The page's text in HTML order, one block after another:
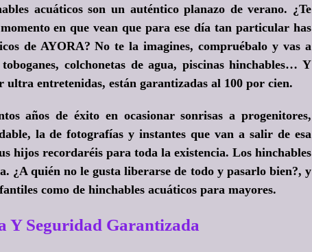
acuáticos son un auténtico planazo de verano. ¿Te
en que vean que para ese día tan particular has
de AYORA? No te la imagines, compruébalo y vas a
colchonetas de agua, piscinas hinchables… Y
ultra entretenidas, están garantizadas al 100 por cien.
años de éxito en ocasionar sonrisas a progenitores,
la de fotografías y instantes que van a salir de esa
hijos recordaréis para toda la existencia. Los hinchables
¿A quién no le gusta liberarse de todo y pasarlo bien?, y
como de hinchables acuáticos para mayores.
Y Seguridad Garantizada